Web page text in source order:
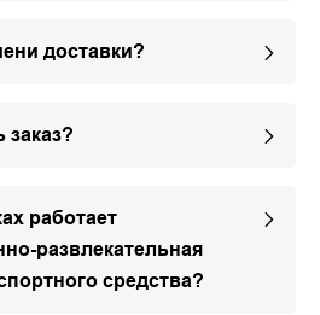
доставки?
заказ?
работает
развлекательная
средства?